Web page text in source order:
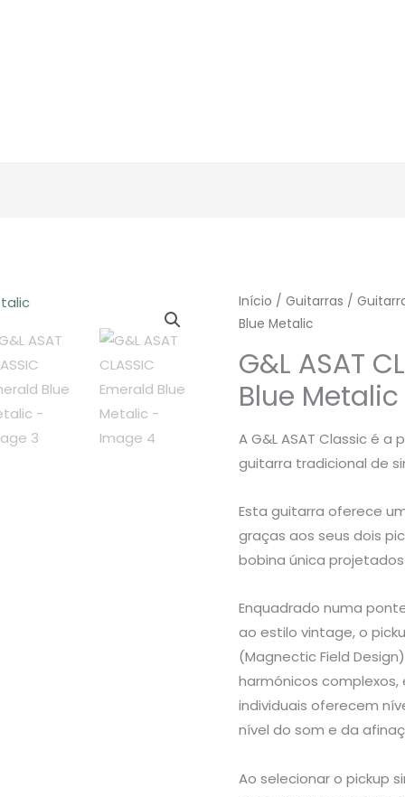
Início / Guitarras /
Blue Metalic
G&L ASAT
Blue Metalic
A G&L ASAT Classic é
guitarra tradicional de
Esta guitarra oferece
graças aos seus dois
bobina única projetados
Enquadrado numa
ao estilo vintage, o
(Magnectic Field
harmónicos
individuais oferecem
nível do som e da
Ao selecionar o pickup